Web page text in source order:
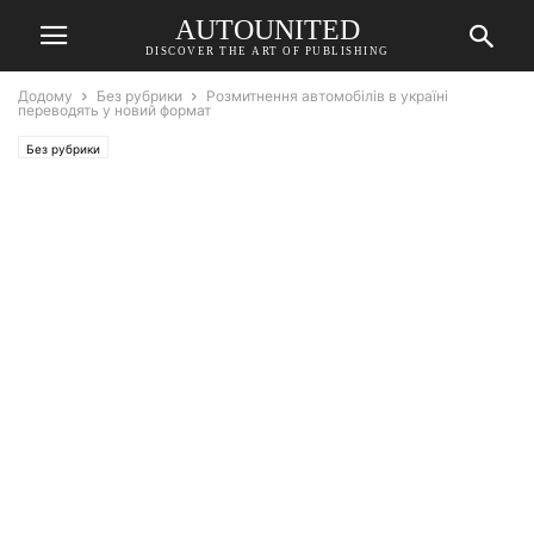
AUTOUNITED
DISCOVER THE ART OF PUBLISHING
Додому Без рубрики
Розмитнення автомобілів в україні
переводять у новий формат
Без рубрики